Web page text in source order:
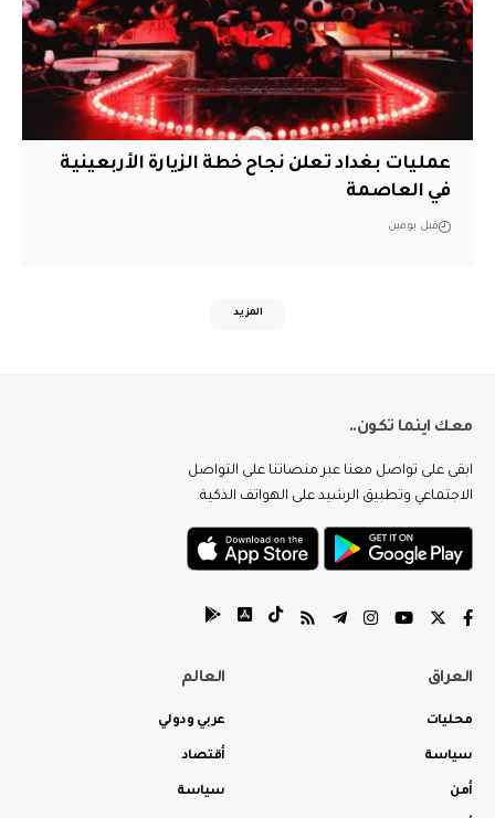
عمليات بغداد تعلن نجاح خطة الزيارة الأربعينية
في العاصمة
قبل يومين
المزيد
معك اينما تكون..
ابقى على تواصل معنا عبر منصاتنا على التواصل
الاجتماعي وتطبيق الرشيد على الهواتف الذكية.
العراق
محليات
سياسة
أمن
العالم
عربي ودولي
أقتصاد
سياسة